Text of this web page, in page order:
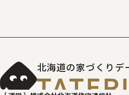
北海道の家づくりデ